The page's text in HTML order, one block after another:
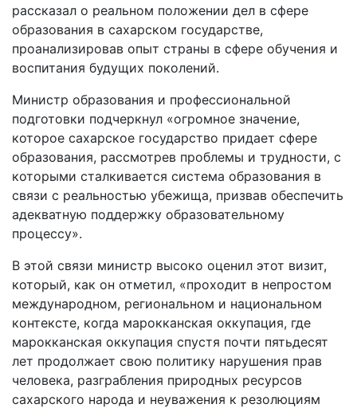
рассказал о реальном положении дел в сфере
образования в сахарском государстве,
проанализировав опыт страны в сфере обучения и
воспитания будущих поколений.
Министр образования и профессиональной
подготовки подчеркнул «огромное значение,
которое сахарское государство придает сфере
образования, рассмотрев проблемы и трудности, с
которыми сталкивается система образования в
связи с реальностью убежища, призвав обеспечить
адекватную поддержку образовательному
процессу».
В этой связи министр высоко оценил этот визит,
который, как он отметил, «проходит в непростом
международном, региональном и национальном
контексте, когда марокканская оккупация, где
марокканская оккупация спустя почти пятьдесят
лет продолжает свою политику нарушения прав
человека, разграбления природных ресурсов
сахарского народа и неуважения к резолюциям